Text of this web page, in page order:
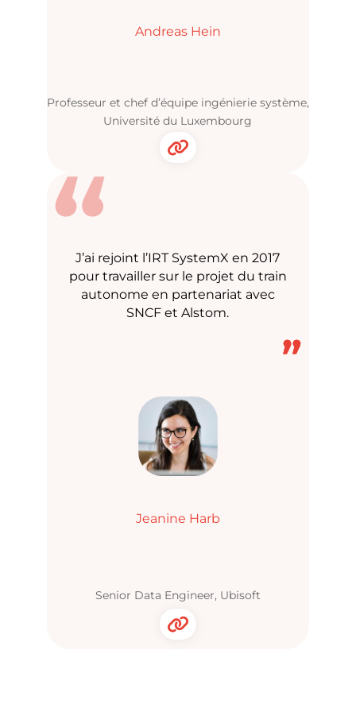
Andreas Hein
Professeur et chef d’équipe ingénierie système,
Université du Luxembourg
Jeanine Harb
Senior Data Engineer, Ubisoft
J’ai rejoint l’IRT SystemX en 2017
pour travailler sur le projet du train
autonome en partenariat avec
SNCF et Alstom.